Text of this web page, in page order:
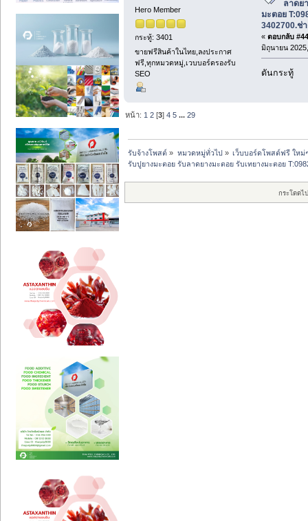
Hero Member
กระทู้: 3401
ขายฟรีสินค้าในไทย,ลงประกาศ
ฟรี,ทุกหมวดหมู่,เวบบอร์ดรองรับ
SEO
ลาดย
มะตอย
3402700.ช่
« ตอบกลับ
มิถุนายน
ดันกระทู้
หน้า: 1 2 [3]4 5 ...29
รับจ้างโพสต์ » หมวดหมู่ทั่วไป» เว็บบอร์ดโพสต์ฟรี ให
รับปูยางมะตอย รับลาดยางมะตอย รับเทยางมะตอย
กระโดดไ